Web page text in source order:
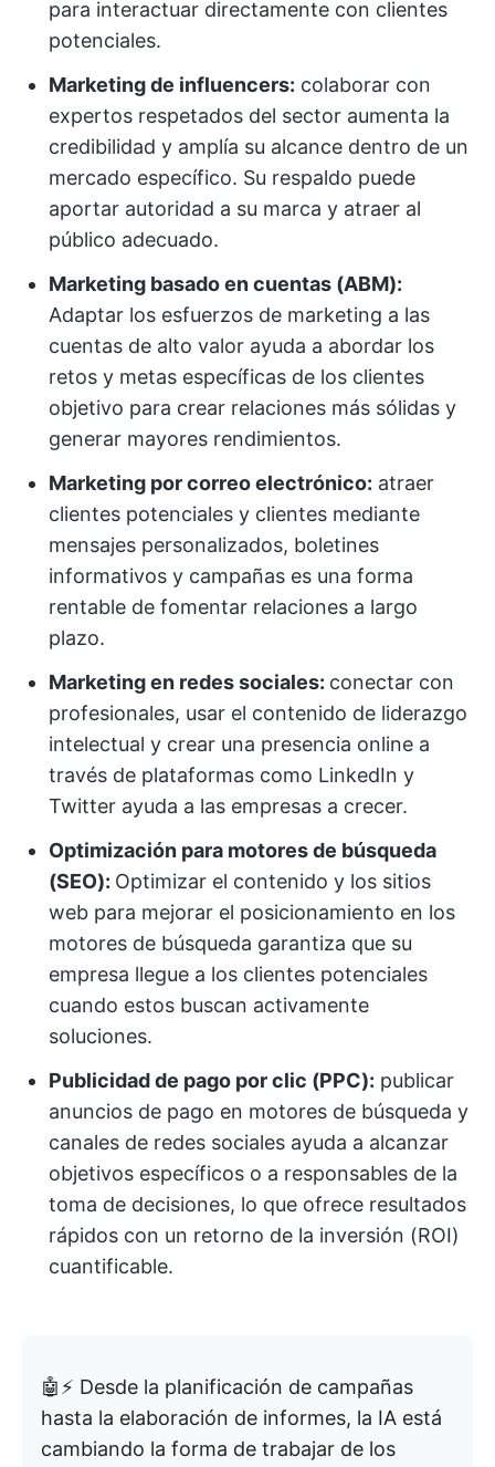
para interactuar directamente con clientes
potenciales.
Marketing de influencers: colaborar con
expertos respetados del sector aumenta la
credibilidad y amplía su alcance dentro de un
mercado específico. Su respaldo puede
aportar autoridad a su marca y atraer al
público adecuado.
Marketing basado en cuentas (ABM):
Adaptar los esfuerzos de marketing a las
cuentas de alto valor ayuda a abordar los
retos y metas específicas de los clientes
objetivo para crear relaciones más sólidas y
generar mayores rendimientos.
Marketing por correo electrónico: atraer
clientes potenciales y clientes mediante
mensajes personalizados, boletines
informativos y campañas es una forma
rentable de fomentar relaciones a largo
plazo.
Marketing en redes sociales: conectar con
profesionales, usar el contenido de liderazgo
intelectual y crear una presencia online a
través de plataformas como LinkedIn y
Twitter ayuda a las empresas a crecer.
Optimización para motores de búsqueda
(SEO): Optimizar el contenido y los sitios
web para mejorar el posicionamiento en los
motores de búsqueda garantiza que su
empresa llegue a los clientes potenciales
cuando estos buscan activamente
soluciones.
Publicidad de pago por clic (PPC): publicar
anuncios de pago en motores de búsqueda y
canales de redes sociales ayuda a alcanzar
objetivos específicos o a responsables de la
toma de decisiones, lo que ofrece resultados
rápidos con un retorno de la inversión (ROI)
cuantificable.
🤖⚡ Desde la planificación de campañas
hasta la elaboración de informes, la IA está
cambiando la forma de trabajar de los